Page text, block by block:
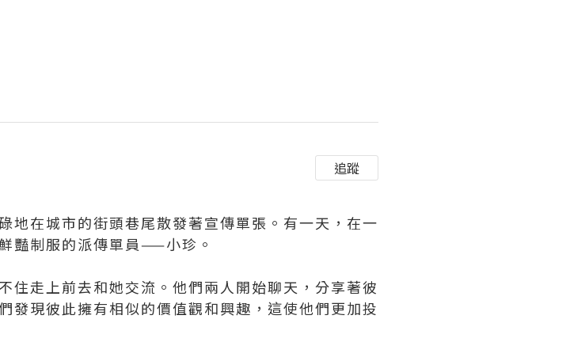
追蹤
地在城市的街頭巷尾散發著宣傳單張。有一天，在一
豔制服的派傳單員——小珍。
住走上前去和她交流。他們兩人開始聊天，分享著彼
發現彼此擁有相似的價值觀和興趣，這使他們更加投